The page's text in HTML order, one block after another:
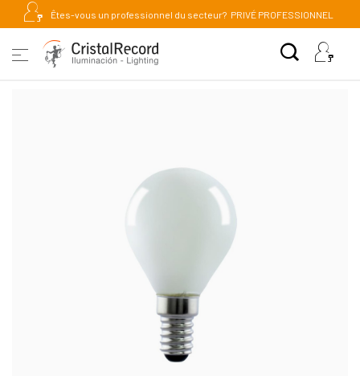
Êtes-vous un professionnel du secteur? PRIVÉ PROFESSIONNEL